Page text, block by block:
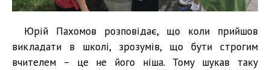
Юрій Пахомов розповідає, що коли прийшов
викладати в школі, зрозумів, що бути строгим
вчителем – це не його ніша. Тому шукав таку